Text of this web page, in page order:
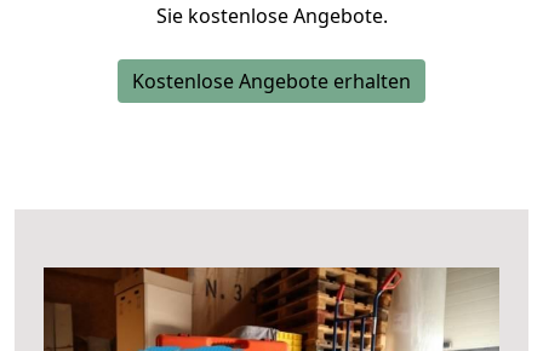
Sie kostenlose Angebote.
Kostenlose Angebote erhalten